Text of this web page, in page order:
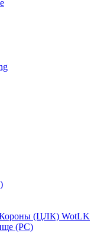
(ЦЛК) WotLK
(РС)